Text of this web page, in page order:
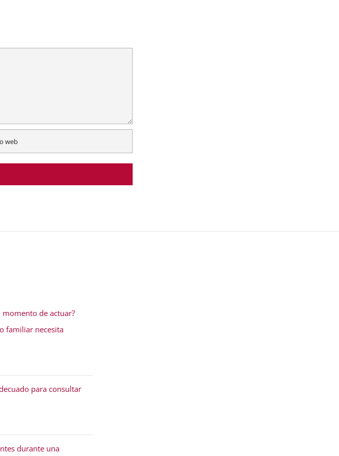
momento de actuar?
familiar necesita
para consultar
durante una